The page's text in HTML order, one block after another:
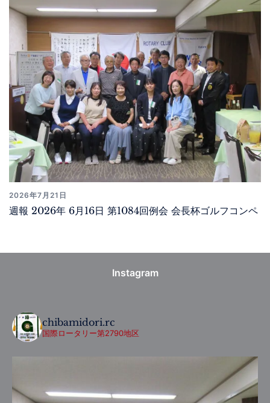
2026年7月21日
週報 2026年 6月16日 第1084回例会 会長杯ゴルフコンペ
Instagram
chibamidori.rc
国際ロータリー第2790地区